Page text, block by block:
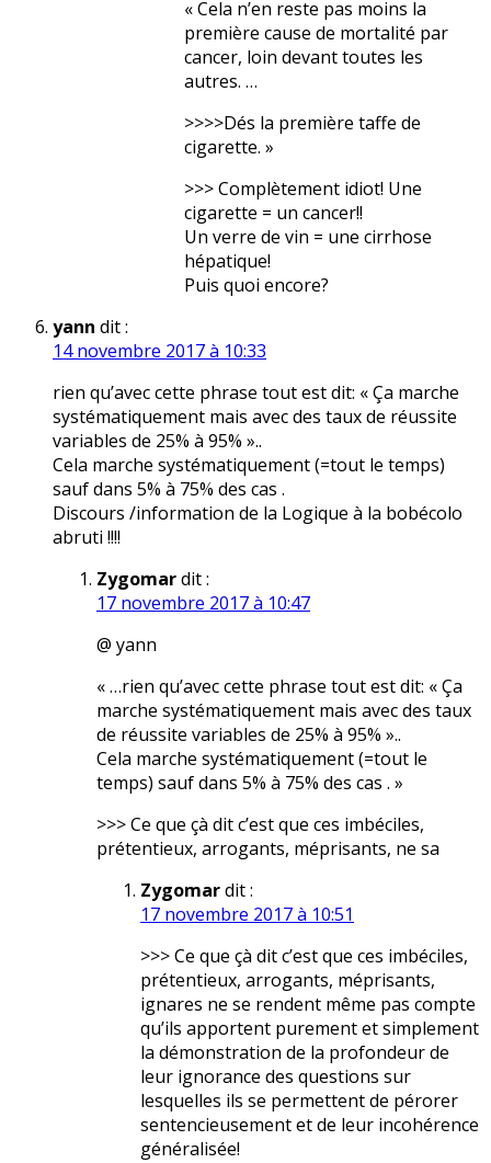
« Cela n’en reste pas moins la
première cause de mortalité par
cancer, loin devant toutes les
autres. …
>>>>Dés la première taffe de
cigarette. »
>>> Complètement idiot! Une
cigarette = un cancer!!
Un verre de vin = une cirrhose
hépatique!
Puis quoi encore?
yann dit :
14 novembre 2017 à 10:33
rien qu’avec cette phrase tout est dit: « Ça marche
systématiquement mais avec des taux de réussite
variables de 25% à 95% »..
Cela marche systématiquement (=tout le temps)
sauf dans 5% à 75% des cas .
Discours /information de la Logique à la bobécolo
abruti !!!!
Zygomardit :
17 novembre 2017 à 10:47
@ yann
« …rien qu’avec cette phrase tout est dit: « Ça
marche systématiquement mais avec des taux
de réussite variables de 25% à 95% »..
Cela marche systématiquement (=tout le
temps) sauf dans 5% à 75% des cas . »
>>> Ce que çà dit c’est que ces imbéciles,
prétentieux, arrogants, méprisants, ne sa
Zygomardit :
17 novembre 2017 à 10:51
>>> Ce que çà dit c’est que ces imbéciles,
prétentieux, arrogants, méprisants,
ignares ne se rendent même pas compte
qu’ils apportent purement et simplement
la démonstration de la profondeur de
leur ignorance des questions sur
lesquelles ils se permettent de pérorer
sentencieusement et de leur incohérence
généralisée!